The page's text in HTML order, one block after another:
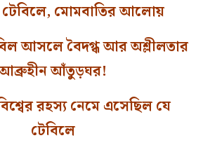
টেবিলে, মোমবাতির আলোয়
আসলে বৈদগ্ধ আর অশ্লীলতার
আঁতুড়ঘর!
রহস্য নেমে এসেছিল যে
টেবিলে